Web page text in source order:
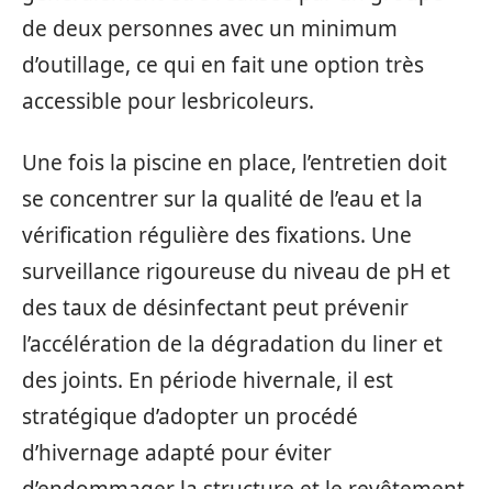
de deux personnes avec un minimum
d’outillage, ce qui en fait une option très
accessible pour lesbricoleurs.
Une fois la piscine en place, l’entretien doit
se concentrer sur la qualité de l’eau et la
vérification régulière des fixations. Une
surveillance rigoureuse du niveau de pH et
des taux de désinfectant peut prévenir
l’accélération de la dégradation du liner et
des joints. En période hivernale, il est
stratégique d’adopter un procédé
d’hivernage adapté pour éviter